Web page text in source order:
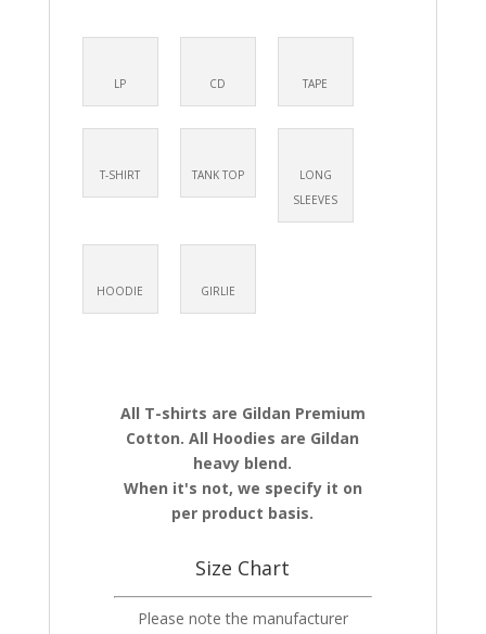
LP CD TAPE
T-SHIRT TANK TOP
LONG
SLEEVES
HOODIE GIRLIE
All T-shirts are Gildan Premium
Cotton. All Hoodies are Gildan
heavy blend.
When it's not, we specify it on
per product basis.
Size Chart
Please note the manufacturer